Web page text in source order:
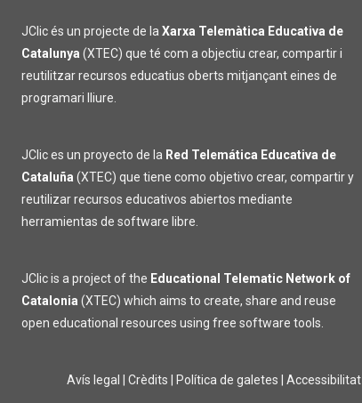
JClic és un projecte de la Xarxa Telemàtica Educativa de
Catalunya (XTEC) que té com a objectiu crear, compartir i
reutilitzar recursos educatius oberts mitjançant eines de
programari lliure.
JClic es un proyecto de la Red Telemática Educativa de
Cataluña (XTEC) que tiene como objetivo crear, compartir y
reutilizar recursos educativos abiertos mediante
herramientas de software libre.
JClic is a project of the Educational Telematic Network of
Catalonia (XTEC) which aims to create, share and reuse
open educational resources using free software tools.
Avís legal Crèdits Política de galetes Accessibilitat